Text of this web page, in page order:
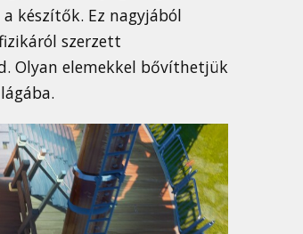
készítők. Ez nagyjából
szerzett
Olyan elemekkel bővíthetjük